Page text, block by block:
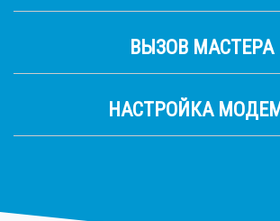
ВЫЗОВ МАСТЕРА
НАСТРОЙКА